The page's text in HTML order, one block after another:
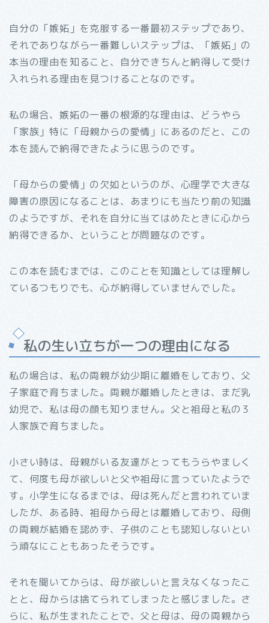
自分の「嫉妬」を克服する一番最初ステップであり、
それでありながら一番難しいステップは、「嫉妬」の
本当の理由を知ること、自分できちんと納得して受け
入れられる理由を見つけることなのです。
私の場合、嫉妬の一番の根源的な理由は、どうやら
「家族」特に「母親からの愛情」にあるのだと、この
本を読んで納得できたように思うのです。
「母からの愛情」の欠如というのが、心理学で大きな
障害の原因になることは、あまりにも当たり前の知識
のようですが、それを自分に当てはめたときに心から
納得できるか、ということが問題なのです。
この本を読むまでは、このことを知識としては理解し
ているつもりでも、心が納得していませんでした。
私の生い立ちが一つの理由になる
私の場合は、私の両親が幼少期に離婚をしており、父
子家庭で育ちました。両親が離婚したときは、まだ乳
幼児で、私は母の顔も知りません。父と祖母と私の３
人家族で育ちました。
小さい時は、母親がいる友達がとってもうらやましく
て、何度も母が欲しいと父や祖母に言っていたようで
す。小学生になるまでは、母は死んだと言われていま
したが、ある時、祖母から母とは離婚しており、母側
の両親が結婚を認めず、子供のことも認知しないとい
う頑なにこともあったそうです。
それを聞いてからは、母が欲しいと言えなくなったこ
とと、母からは捨てられてしまったと感じました。さ
らに、私が生まれたことで、父と母は、母の両親から